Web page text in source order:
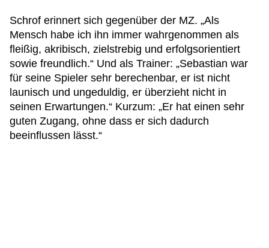
Schrof erinnert sich gegenüber der MZ. „Als
Mensch habe ich ihn immer wahrgenommen als
fleißig, akribisch, zielstrebig und erfolgsorientiert
sowie freundlich.“ Und als Trainer: „Sebastian war
für seine Spieler sehr berechenbar, er ist nicht
launisch und ungeduldig, er überzieht nicht in
seinen Erwartungen.“ Kurzum: „Er hat einen sehr
guten Zugang, ohne dass er sich dadurch
beeinflussen lässt.“